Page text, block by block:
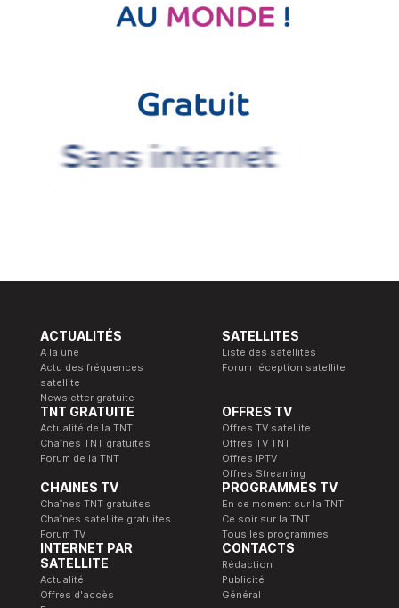
ACTUALITÉS
A la une
Actu des fréquences
satellite
Newsletter gratuite
SATELLITES
Liste des satellites
Forum réception satellite
TNT GRATUITE
Actualité de la TNT
Chaînes TNT gratuites
Forum de la TNT
OFFRES TV
Offres TV satellite
Offres TV TNT
Offres IPTV
Offres Streaming
CHAINES TV
Chaînes TNT gratuites
Chaînes satellite gratuites
Forum TV
PROGRAMMES TV
En ce moment sur la TNT
Ce soir sur la TNT
Tous les programmes
INTERNET PAR
SATELLITE
Actualité
Offres d'accès
CONTACTS
Rédaction
Publicité
Général